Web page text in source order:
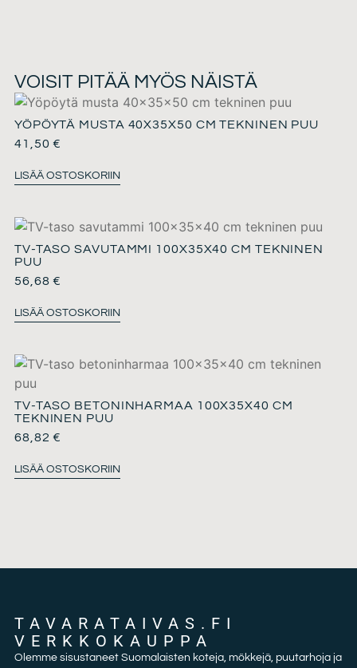
VOISIT PITÄÄ MYÖS NÄISTÄ
YÖPÖYTÄ MUSTA 40X35X50 CM TEKNINEN PUU
41,50€
LISÄÄ OSTOSKORIIN
TV-TASO SAVUTAMMI 100X35X40 CM TEKNINEN
PUU
56,68€
LISÄÄ OSTOSKORIIN
TV-TASO BETONINHARMAA 100X35X40 CM
TEKNINEN PUU
68,82€
LISÄÄ OSTOSKORIIN
TAVARATAIVAS.FI
VERKKOKAUPPA
Olemme sisustaneet Suomalaisten koteja, mökkejä, puutarhoja ja